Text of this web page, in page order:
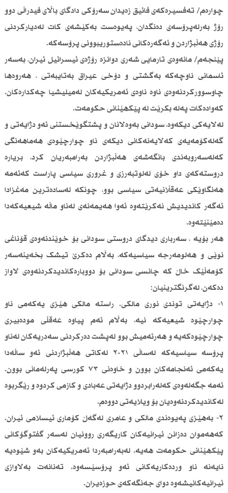
چوارەم/ تەفسیرەکەی فائیق زەیدان سەرۆکی دادگای باڵای فیدراڵی دوو
رۆژ بەرلەپرۆسەی دەنگدان، پەیوەست بەکێشەی کات لەدیارکردنی
رۆژی هەڵبژاردن و ئەگەرەکانی نادەستوریبوونی پرۆسەکە.
پێنجەم/ مانەوەی تارمایی شەری دوانزە رۆژەی ئیسرائیل ئیران، بەسەر
ئاسمانی ناوچەکە بەگشتی و دۆخی عیراق بەتایبەتی ، هەروەها
چاوسوورکردنەوەی ناوە ناوەی ئەمریکیەکان لەمیلیشیا چەکدارەکان.
کەوادەکات پەلە بکرێت لە پێکهێنانی حکومەت.
لەلایەکی دیکەوە، سودانی بەوەلانان و پشتگوێخستنی ئەو دژایەتی و
گەلەکۆمەیەی کەلایەنەکانی دیکەی ناو چوارچێوەی هەماهەنگی
کەلەسەروبەندی بانگەشەی هەڵبژاردن بەرامبەریان کرد، بریارە
دروستەکەی داو خۆی لەلوتبەرزی و غروری سیاسی پاراست کەئەمە
هەنگاوێکی عەقڵانیەتی سیاسی بوو، چونکە لەسادەترین مەغزادا
ئەگەر کاندیدیش نەکرێتەوە ئەوا هەیمەنەی لەناو ماڵە شیعیەکەدا
دەمێنێتەوە.
هەر بۆیە ، سەرباری دیدگای دروستی سودانی بۆ خوێندنەوەی قۆناغی
نوێی و هەلومەرجە سیاسیەکە، بەڵام دەکرێ تیشک بخەینەسەر
کۆمەڵێک خاڵ کە چانسی سودانی بۆ دووبارەکاندیدکردنەوەی لاواز
دەکەن، لەگرنگترینیان:
١- دژایەتی توندی نوری مالکی. راستە مالکی هێزی یەکەمی ناو
چوارچێوە شیعیەکە نیە، بەڵام ئەم پیاوە عەقڵی مودەبیری
چوارچێوەکەیە و هەرئەمیش بوو لەپشت دەرکردنی سەدریەکان لەناو
پرۆسە سیاسیەکە لەساڵی ٢٠٢١ لەکاتی هەڵبژاردنی ئەو ساڵەدا
یەکەمی ئەنجامەکان بوون و خاوەنی ٧٣ کورسی پەرلەمانی بوون.
ئەمە جگەلەوەی کەلەرابردوو دژایەتی عەبادی و کازمی کردوە و رێگربوە
لەکاندیدکردنەوەیان بۆ ویلایەتی دووەم.
٢- بەهێزی پەیوەندی مالکی و عامری لەگەڵ کۆماری ئیسلامی ئیران.
کەهەموان دەزانن ئیرانیەکان کاریگەری روونیان لەسەر گفتوگۆکانی
پێکهێنانی حکومەت هەیە. لەبەرامبەردا ئەمریکیەکان بەو شێوەیە
نایەنە ناو وردەکاریەکانی ئەو پرۆسێسەوە. تەنانەت بەلاوازی
ئیرانیەکانیشەوە دوای جەنگەکەی حوزەیران.